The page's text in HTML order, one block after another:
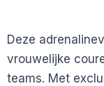
Deze
vrouwelijke
teams. Met